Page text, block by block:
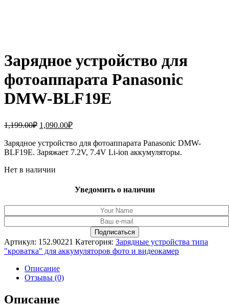
Зарядное устройство для
фотоаппарата Panasonic
DMW-BLF19E
1,199.00₽ Первоначальная
составляла
1,199.00₽.
1,090.00₽Текущая
1,090.00₽.
Зарядное устройство для фотоаппарата Panasonic DMW-
BLF19E. Заряжает 7.2V, 7.4V Li-ion аккумуляторы.
Нет в наличии
Уведомить о наличии
Артикул: 152.90221 Категория: Зарядные устройства типа
"кроватка" для аккумуляторов фото и видеокамер
Описание
Отзывы (0)
Описание